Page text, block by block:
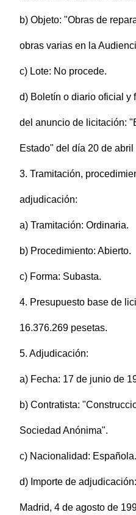
b) Objeto: "Obras de
obras varias en la
c) Lote: No procede.
d) Boletín o diario oficial y
del anuncio de licitación:
Estado" del día 20 de abril
3. Tramitación,
adjudicación:
a) Tramitación: Ordinaria.
b) Procedimiento: Abierto.
c) Forma: Subasta.
4. Presupuesto base de
16.376.269 pesetas.
5. Adjudicación:
a) Fecha: 17 de junio de
b) Contratista:
Sociedad Anónima".
c) Nacionalidad: Española.
d) Importe de
Madrid, 4 de agosto de